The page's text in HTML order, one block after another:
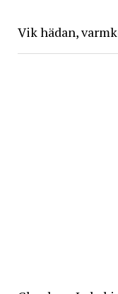
Vik hädan,